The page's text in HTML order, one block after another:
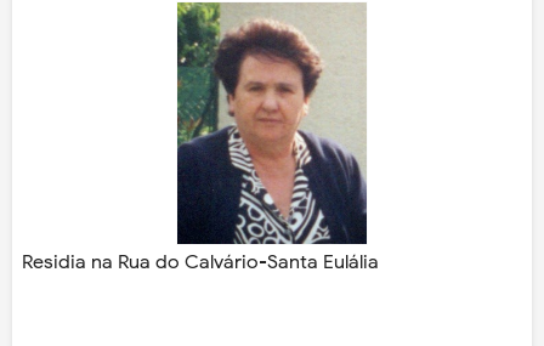
Residia na Rua do Calvário-Santa Eulália